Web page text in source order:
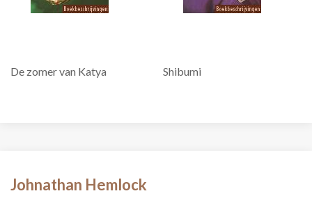
De zomer van Katya Shibumi
Johnathan Hemlock